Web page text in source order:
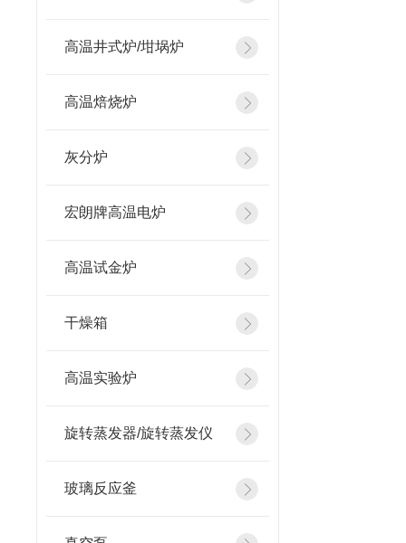
高温井式炉/坩埚炉
高温焙烧炉
灰分炉
宏朗牌高温电炉
高温试金炉
干燥箱
高温实验炉
旋转蒸发器/旋转蒸发仪
玻璃反应釜